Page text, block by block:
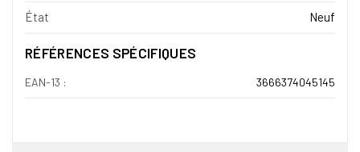
État Neuf
RÉFÉRENCES SPÉCIFIQUES
EAN-13 : 3666374045145